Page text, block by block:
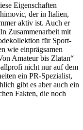
Eigenschaften
der in Italien,
aktiv ist. Auch er
Zusammenarbeit mit
für Sport-
wie einprägsamen
Amateur bis Zlatan“
nicht nur auf dem
ein PR-Spezialist,
gibt es aber auch ein
Fakten, die noch